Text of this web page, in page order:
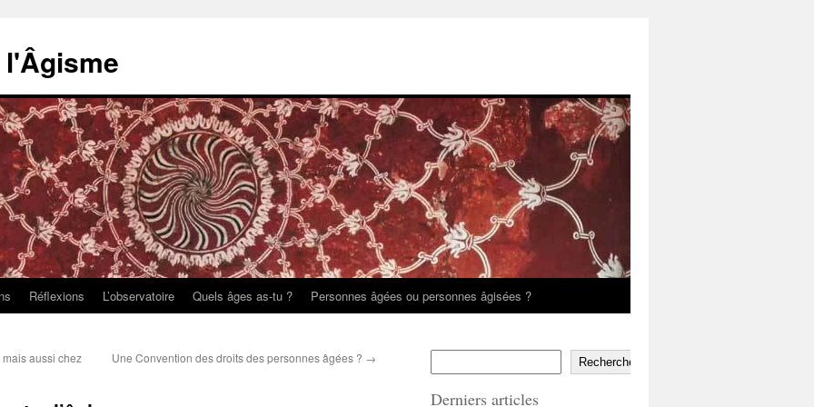
Réflexions L’observatoire Quels âges as-tu ? Personnes âgées ou personnes âgisées ?
aussi chez
Une Convention des droits des personnes âgées ? → Rechercher
Derniers articles